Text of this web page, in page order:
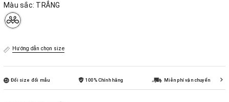
Màu sắc: TRẮNG
Hướng dẫn chọn size
Đổi size đổi mẫu 100% Chính hãng Miễn phí vận chuyển